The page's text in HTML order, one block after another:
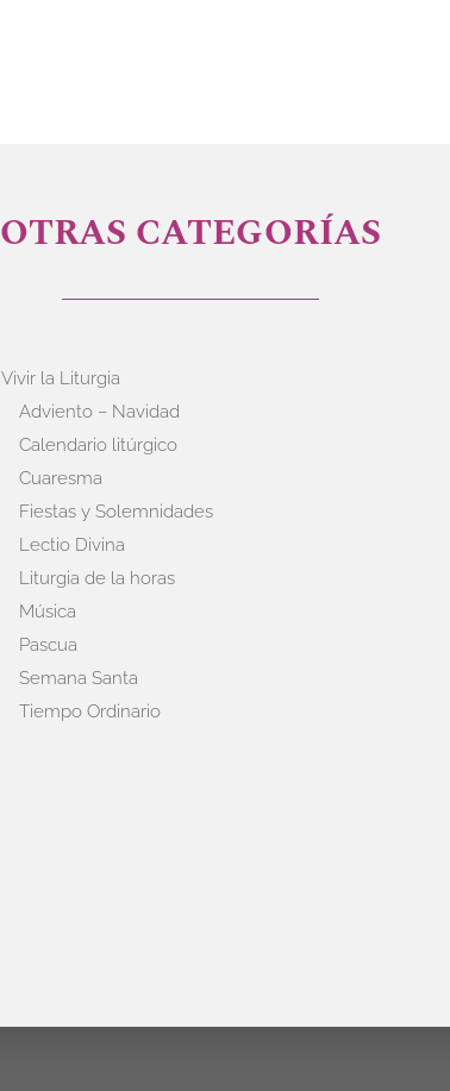
OTRAS CATEGORÍAS
Vivir la Liturgia
Adviento – Navidad
Calendario litúrgico
Cuaresma
Fiestas y Solemnidades
Lectio Divina
Liturgia de la horas
Música
Pascua
Semana Santa
Tiempo Ordinario